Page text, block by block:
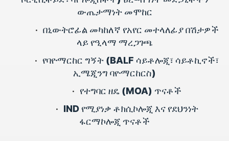
ውጤታማነት መሞከር
• በኒውትሮፊል መካከለኛ የአየር መተላለፊያ በሽታዎች
ላይ የዒላማ ማረጋገጫ
• የባዮማርከር ግኝት (BALF ሳይቶሎጂ፣ ሳይቶኪኖች፣
ኢሜጂንግ ባዮማርከርስ)
• የተግባር ዘዴ (MOA) ጥናቶች
• IND የሚያነቃ ቶክሲኮሎጂ እና የደህንነት
ፋርማኮሎጂ ጥናቶች